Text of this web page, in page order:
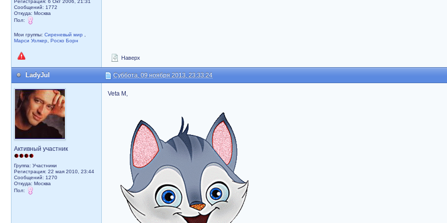
Регистрация: 6 Окт 2006, 21:31
Сообщений: 1772
Откуда: Москва
Пол:
Мои группы: Сиреневый мир
Марси Уолкер
Роско Борн
Наверх
LadyJul Суббота, 09 ноября 2013, 23:33:24
Активный участник
Группа: Участники
Регистрация: 22 мая 2010, 23:44
Сообщений: 1270
Откуда: Москва
Пол:
Veta M,